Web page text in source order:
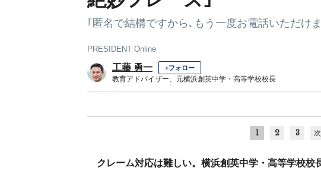
｢匿名で結構ですから､もう一度お電話いただけ
PRESIDENT Online
工藤 勇一 +フォロー
教育アドバイザー、元横浜創英中学・高等学校校長
1 2 3
クレーム対応は難しい。横浜創英中学・高等学校